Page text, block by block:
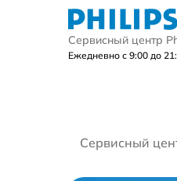
Сервисный центр
Ежедневно с 9:00 до
Сервисный